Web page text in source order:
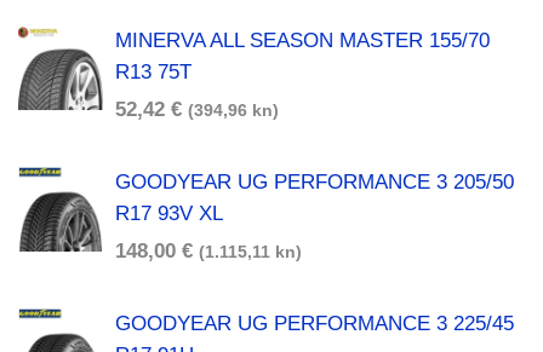
MINERVA ALL SEASON MASTER 155/70
R13 75T
52,42 € (394,96 kn)
GOODYEAR UG PERFORMANCE 3 205/50
R17 93V XL
148,00 € (1.115,11 kn)
GOODYEAR UG PERFORMANCE 3 225/45